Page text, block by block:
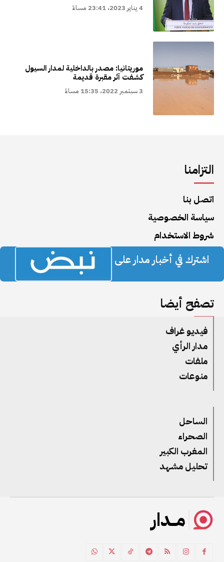
4 يناير 2023، 23:41 مساءً
موريتانيا: مصدر بالداخلية لمدار السيول
كشفت آثر مقبرة قديمة
3 سبتمبر 2022، 15:35 مساءً
التزامنا
اتصل بنا
سياسة الخصوصية
شروط الاستخدام
اشترك في أخبار مدار على
تصفح أيضا
فيديو غراف
مدار الرأي
ملفات
منوعات
الساحل
الصحراء
المغرب الكبير
تحليل مشهد
مــدار